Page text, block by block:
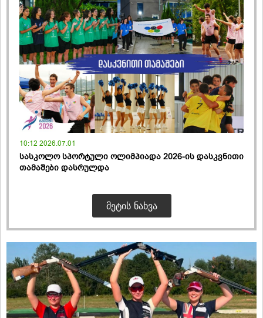
10:12 2026.07.01
სასკოლო სპორტული ოლიმპიადა 2026-ის დასკვნითი
თამაშები დასრულდა
ᲛᲔᲢᲘᲡ ᲜᲐᲮᲕᲐ